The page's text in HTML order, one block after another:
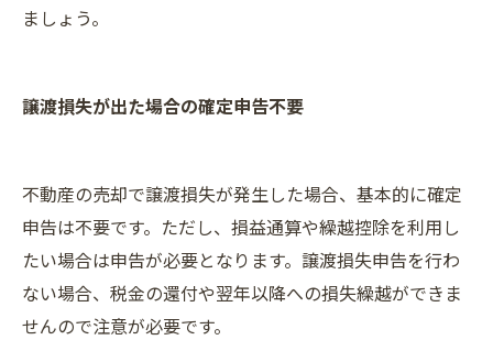
ましょう。
譲渡損失が出た場合の確定申告不要
不動産の売却で譲渡損失が発生した場合、基本的に確定
申告は不要です。ただし、損益通算や繰越控除を利用し
たい場合は申告が必要となります。譲渡損失申告を行わ
ない場合、税金の還付や翌年以降への損失繰越ができま
せんので注意が必要です。